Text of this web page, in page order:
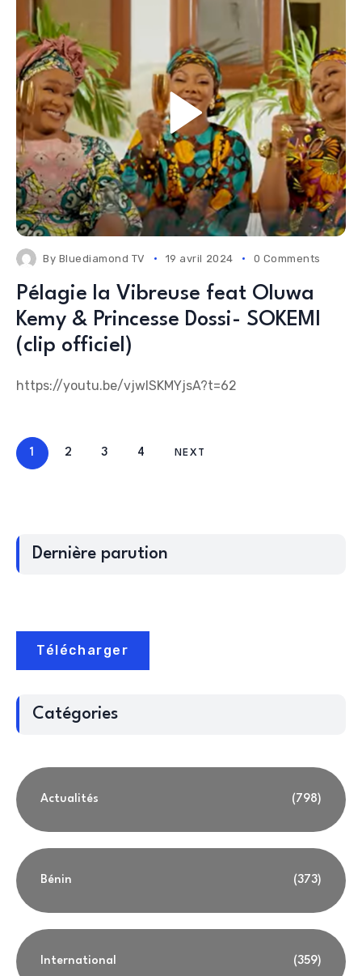
By Bluediamond TV 19 avril 2024 0 Comments
Pélagie la Vibreuse feat Oluwa
Kemy & Princesse Dossi- SOKEMI
(clip officiel)
https://youtu.be/vjwlSKMYjsA?t=62
1 2 3 4 NEXT
Dernière parution
Télécharger
Catégories
Actualités (798)
Bénin (373)
International (359)